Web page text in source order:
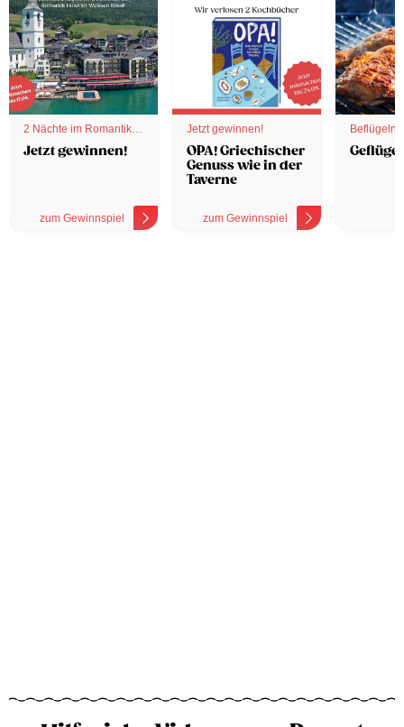
2 Nächte im Romantik
Hotel
Jetzt gewinnen!
zum Gewinnspiel
Jetzt gewinnen!
OPA! Griechischer
Genuss wie in der
Taverne
zum Gewinnspiel